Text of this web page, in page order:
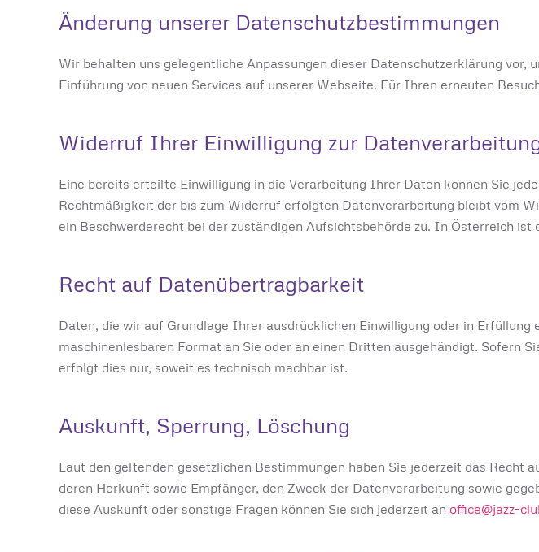
Änderung unserer Datenschutzbestimmungen
Wir behalten uns gelegentliche Anpassungen dieser Datenschutzerklärung
Einführung von neuen Services auf unserer Webseite. Für Ihren erneuten
Widerruf Ihrer Einwilligung zur
Eine bereits erteilte Einwilligung in die Verarbeitung Ihrer Daten können Sie
Rechtmäßigkeit der bis zum Widerruf erfolgten Datenverarbeitung bleibt vom
ein Beschwerderecht bei der zuständigen Aufsichtsbehörde zu. In Österreich ist
Recht auf Datenübertragbarkeit
Daten, die wir auf Grundlage Ihrer ausdrücklichen Einwilligung oder in
maschinenlesbaren Format an Sie oder an einen Dritten ausgehändigt. Sofern
erfolgt dies nur, soweit es technisch machbar ist.
Auskunft, Sperrung, Löschung
Laut den geltenden gesetzlichen Bestimmungen haben Sie jederzeit das
deren Herkunft sowie Empfänger, den Zweck der Datenverarbeitung sowie
diese Auskunft oder sonstige Fragen können Sie sich jederzeit an office@jazz-